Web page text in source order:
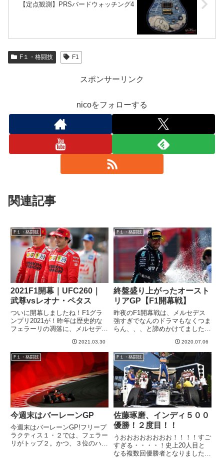
【定点観測】PRSバードウォッチング4
F１・格闘技 F1
スポンサーリンク
nicoをフォローする
関連記事
F１・格闘技
2021F1開幕｜UFC260｜
武尊vsレオナ・ペタス
ついに開幕しましたね！F1グラ
ンプリ2021が！昨年は歴史的な
フェラーリの凋落に、メルセデス
スでは面白いのあったけどシーズ
ン通しては個人的に凹んだシーズ
ンでした^^;今年もどうなること
かと思いましたが、見どころ...
2021.03.30
F１・格闘技
終盤盛り上がったオースト
リアGP【F1開幕戦】
昨夜のF1開幕戦は、メルセデス
強すぎでなんのドラマもなくつま
らん、、、と諦めかけてました
ー。トラブルでペースをあげられ
ないメルセデス２台にニュータイ
ヤを装着した若手が挑みかかり、
表彰台をかけた戦いが熱かったで
す...
2020.07.06
F１・格闘技
今週末はバーレーンGP
今週末はバーレーンGP!フリープ
ラクティス１・２では、フェラー
リがトップ２。かつ、３位のハミ
F１・格闘技
佐藤琢磨、インディ５００
優勝！２度目！！
うおおおおおおおお！！！！すご
すぎる・・・・！史上20人目と
なる複数回優勝者となりました！